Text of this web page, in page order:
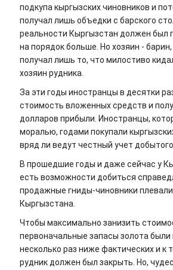
подкупа кыргызских чиновников и
получал лишь объедки с барского
реальности Кыргызстан должен был
на порядок больше. Но хозяин -
получал лишь то, что милостиво
хозяин рудника.
За эти годы иностранцы в десятки
стоимость вложенных средств и
долларов прибыли. Иностранцы,
моралью, годами покупали
вряд ли ведут честный учет
В прошедшие годы и даже сейчас у
есть возможности добиться
продажные гниды-чиновники
Кыргызстана.
Чтобы максимально занизить
первоначальные запасы золота были
несколько раз ниже фактических и к
рудник должен был закрыть. Но,